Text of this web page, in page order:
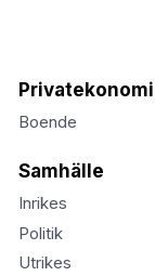
Privatekonomi
Boende
Samhälle
Inrikes
Politik
Utrikes